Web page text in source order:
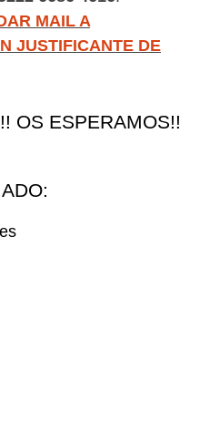
MAIL A
JUSTIFICANTE DE
OS ESPERAMOS!!